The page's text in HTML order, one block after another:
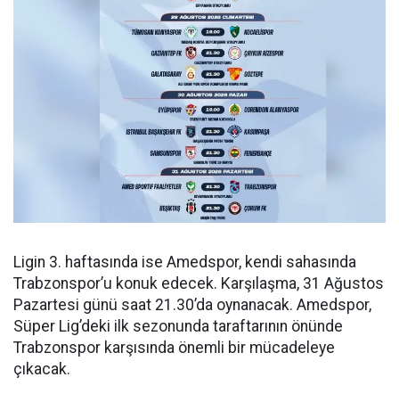
Ligin 3. haftasında ise Amedspor, kendi sahasında
Trabzonspor’u konuk edecek. Karşılaşma, 31 Ağustos
Pazartesi günü saat 21.30’da oynanacak. Amedspor,
Süper Lig’deki ilk sezonunda taraftarının önünde
Trabzonspor karşısında önemli bir mücadeleye
çıkacak.